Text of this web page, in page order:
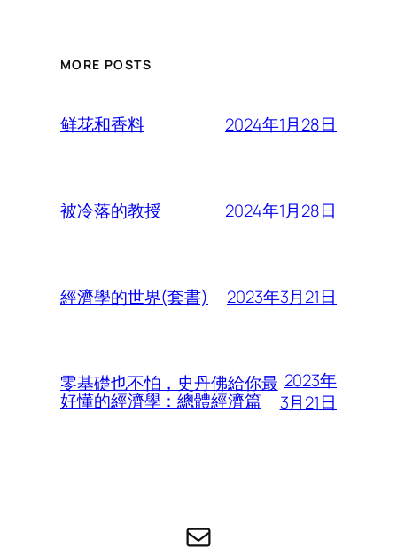
MORE POSTS
鲜花和香料 2024年1月28日
被冷落的教授 2024年1月28日
經濟學的世界(套書) 2023年3月21日
零基礎也不怕，史丹佛給你最
好懂的經濟學：總體經濟篇
2023年
3月21日
电子邮件